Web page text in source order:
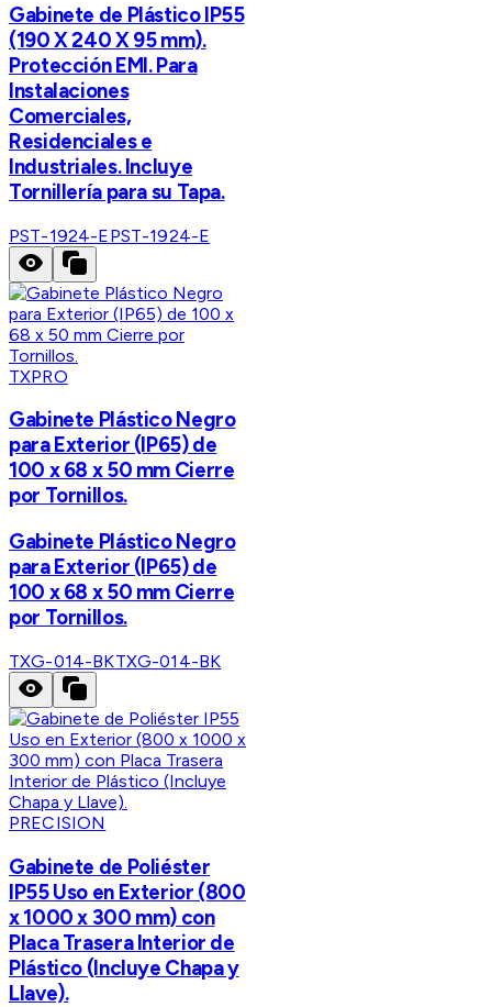
Gabinete de Plástico IP55
(190 X 240 X 95 mm).
Protección EMI. Para
Instalaciones
Comerciales,
Residenciales e
Industriales. Incluye
Tornillería para su Tapa.
PST-1924-EPST-1924-E
TXPRO
Gabinete Plástico Negro
para Exterior (IP65) de
100 x 68 x 50 mm Cierre
por Tornillos.
Gabinete Plástico Negro
para Exterior (IP65) de
100 x 68 x 50 mm Cierre
por Tornillos.
TXG-014-BKTXG-014-BK
PRECISION
Gabinete de Poliéster
IP55 Uso en Exterior (800
x 1000 x 300 mm) con
Placa Trasera Interior de
Plástico (Incluye Chapa y
Llave).